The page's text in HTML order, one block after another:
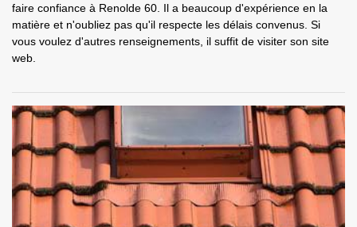
faire confiance à Renolde 60. Il a beaucoup d'expérience en la
matière et n'oubliez pas qu'il respecte les délais convenus. Si
vous voulez d'autres renseignements, il suffit de visiter son site
web.